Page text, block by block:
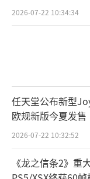
2026-07-22 10:34:34
任天堂公布新型
欧规新版今夏发售
2026-07-22 10:32:52
《龙之信条2》重